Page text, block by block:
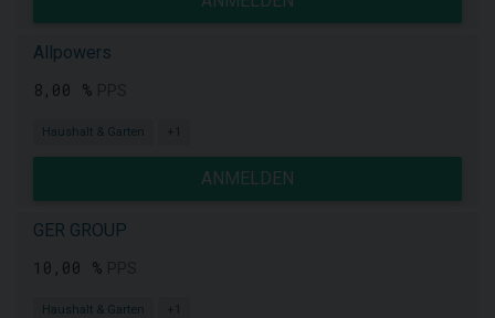
Allpowers
8,00 %
Haushalt & Garten +1
ANMELDEN
GER GROUP
10,00 %
Haushalt & Garten +1